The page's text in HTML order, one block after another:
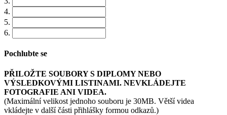
4.
5.
6.
Pochlubte se
PŘILOŽTE SOUBORY S DIPLOMY NEBO
VÝSLEDKOVÝMI LISTINAMI. NEVKLÁDEJTE
FOTOGRAFIE ANI VIDEA.
(Maximální velikost jednoho souboru je 30MB. Větší videa
vkládejte v další části přihlášky formou odkazů.)